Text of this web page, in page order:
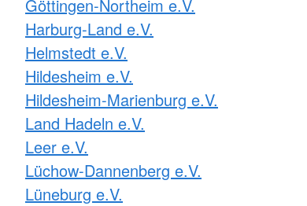
Göttingen-Northeim e.V.
Harburg-Land e.V.
Helmstedt e.V.
Hildesheim e.V.
Hildesheim-Marienburg e.V.
Land Hadeln e.V.
Leer e.V.
Lüchow-Dannenberg e.V.
Lüneburg e.V.